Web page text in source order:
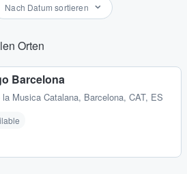
Nach Datum sortieren
Orten
Barcelona
la Musica Catalana, Barcelona, CAT, ES